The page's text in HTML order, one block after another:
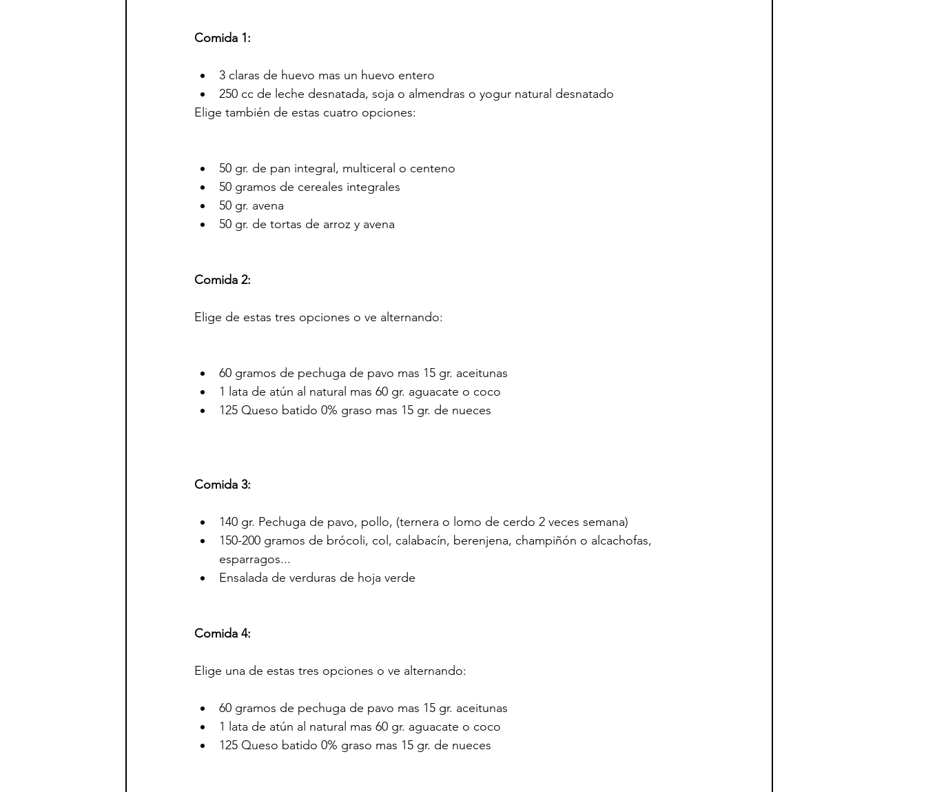
Comida 1:
3 claras de huevo mas un huevo entero
250 cc de leche desnatada, soja o almendras o yogur natural desnatado
Elige también de estas cuatro opciones:
50 gr. de pan integral, multiceral o centeno
50 gramos de cereales integrales
50 gr. avena
50 gr. de tortas de arroz y avena
Comida 2:
Elige de estas tres opciones o ve alternando:
60 gramos de pechuga de pavo mas 15 gr. aceitunas
1 lata de atún al natural mas 60 gr. aguacate o coco
125 Queso batido 0% graso mas 15 gr. de nueces
Comida 3:
140 gr. Pechuga de pavo, pollo, (ternera o lomo de cerdo 2 veces semana)
150-200 gramos de brócoli, col, calabacín, berenjena, champiñón o alcachofas,
esparragos...
Ensalada de verduras de hoja verde
Comida 4:
Elige una de estas tres opciones o ve alternando:
60 gramos de pechuga de pavo mas 15 gr. aceitunas
1 lata de atún al natural mas 60 gr. aguacate o coco
125 Queso batido 0% graso mas 15 gr. de nueces